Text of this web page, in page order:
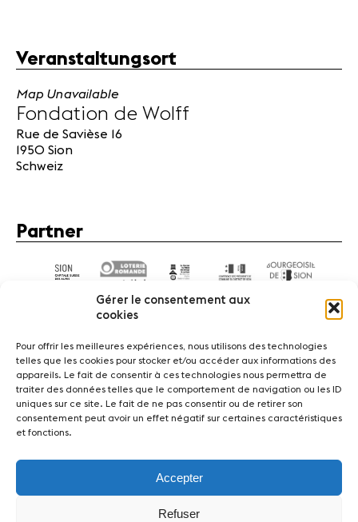
Gérer le consentement aux
cookies
Pour offrir les meilleures expériences, nous utilisons des technologies
telles que les cookies pour stocker et/ou accéder aux informations des
appareils. Le fait de consentir à ces technologies nous permettra de
traiter des données telles que le comportement de navigation ou les ID
uniques sur ce site. Le fait de ne pas consentir ou de retirer son
consentement peut avoir un effet négatif sur certaines caractéristiques
et fonctions.
Accepter
Refuser
Veranstaltungsort
Map Unavailable
Fondation de Wolff
Rue de Savièse 16
1950 Sion
Schweiz
Partner
NewsKonzerteFreiwillige
Medien Über uns
design et developpement :agence Si | Studio-irresistible - Paris